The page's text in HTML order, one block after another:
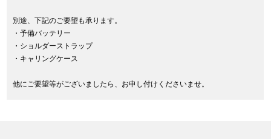
別途、下記のご要望も承ります。
・予備バッテリー
・ショルダーストラップ
・キャリングケース
他にご要望等がございましたら、お申し付けくださいませ。